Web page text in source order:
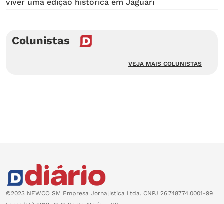
viver uma edição histórica em Jaguari
Colunistas
VEJA MAIS COLUNISTAS
©2023 NEWCO SM Empresa Jornalística Ltda. CNPJ 26.748774.0001-99